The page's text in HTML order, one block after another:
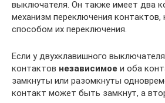
выключателя. Он также имеет два
механизм переключения контактов,
способом их переключения.
Если у двухклавишного
контактов независимое и оба
замкнуты или разомкнуты
контакт может быть замкнут, а